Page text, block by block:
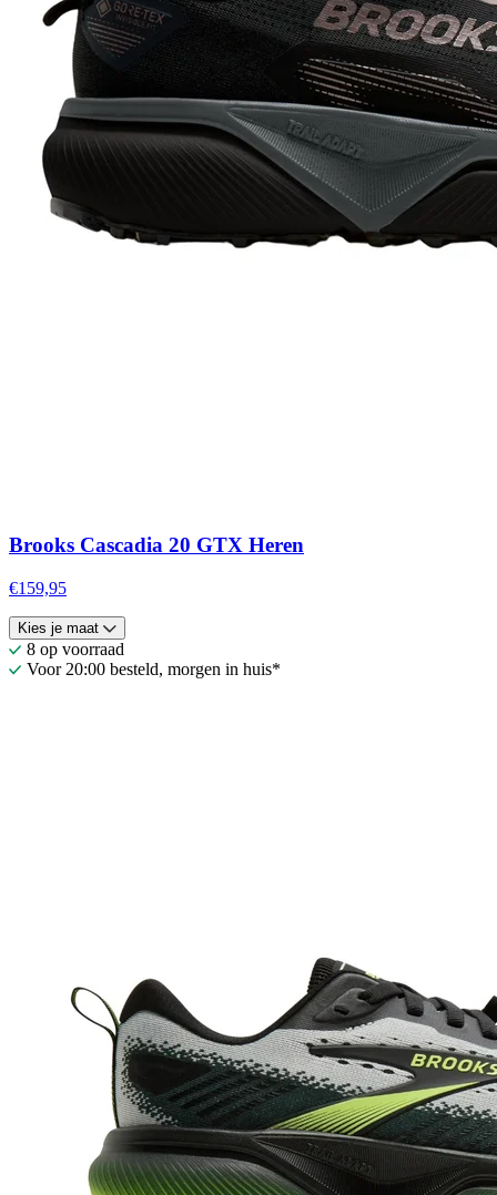
Brooks Cascadia 20 GTX Heren
€159,95
Kies je maat
8 op voorraad
Voor 20:00 besteld, morgen in huis*